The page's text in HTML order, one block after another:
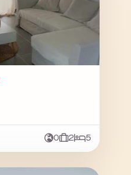
0 2 5